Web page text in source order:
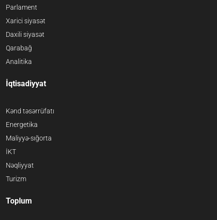
Parlament
Xarici siyasət
Daxili siyasət
Qarabağ
Analitika
İqtisadiyyat
Kənd təsərrüfatı
Energetika
Maliyyə-sığorta
İKT
Nəqliyyat
Turizm
Toplum